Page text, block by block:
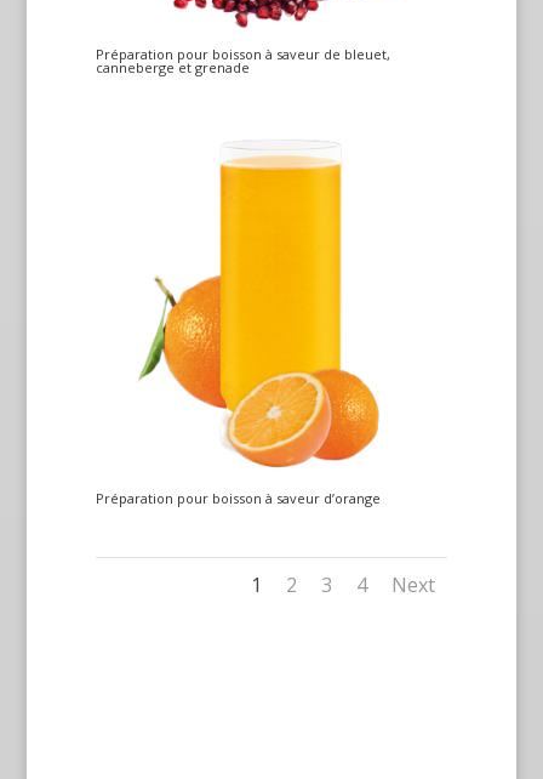
Préparation pour boisson à saveur de bleuet,
canneberge et grenade
Préparation pour boisson à saveur d’orange
1 2 3 4 Next